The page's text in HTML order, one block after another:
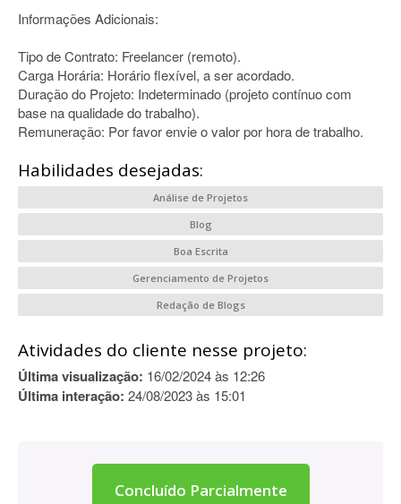
Informações Adicionais:
Tipo de Contrato: Freelancer (remoto).
Carga Horária: Horário flexível, a ser acordado.
Duração do Projeto: Indeterminado (projeto contínuo com
base na qualidade do trabalho).
Remuneração: Por favor envie o valor por hora de trabalho.
Habilidades desejadas:
Análise de Projetos
Blog
Boa Escrita
Gerenciamento de Projetos
Redação de Blogs
Atividades do cliente nesse projeto:
Última visualização: 16/02/2024 às 12:26
Última interação: 24/08/2023 às 15:01
Concluído Parcialmente